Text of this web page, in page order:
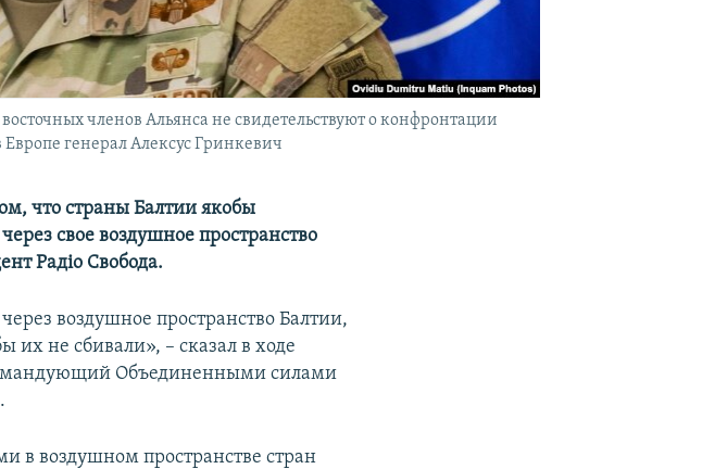
членов Альянса не свидетельствуют о конфронтации
генерал Алексус Гринкевич
что страны Балтии якобы
свое воздушное пространство
Радіо Свобода.
воздушное пространство Балтии,
их не сбивали», – сказал в ходе
Объединенными силами
в воздушном пространстве стран